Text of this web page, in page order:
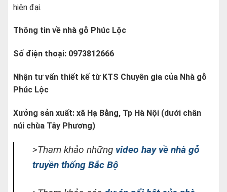
hiện đại.
Thông tin về nhà gỗ Phúc Lộc
Số điện thoại: 0973812666
Nhận tư vấn thiết kế từ KTS Chuyên gia của Nhà gỗ
Phúc Lộc
Xưởng sản xuất: xã Hạ Bằng, Tp Hà Nội (dưới chân
núi chùa Tây Phương)
>Tham khảo những video hay về nhà gỗ
truyền thống Bắc Bộ